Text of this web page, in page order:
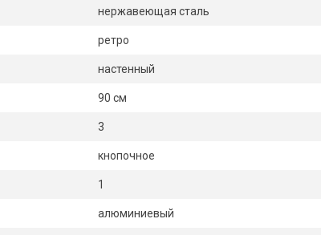
нержавеющая сталь
ретро
настенный
90 см
3
кнопочное
1
алюминиевый